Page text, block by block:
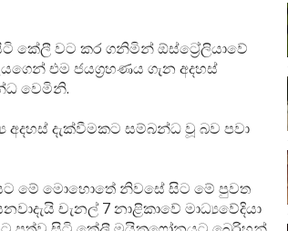
කේලී වට කර ගනිමින් ඕස්ට්‍රේලියාවේ
එම ජයග්‍රහණය ගැන අදහස්
වෙමිනි.
දැක්වීමකට සම්බන්ධ වූ බව පවා
මේ මොහොතේ නිවසේ සිට මේ පුවත
චැනල් 7 නාළිකාවේ මාධ්‍යවේදියා